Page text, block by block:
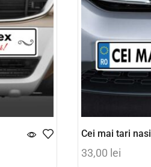
Cei mai tari nasi
33,00 lei